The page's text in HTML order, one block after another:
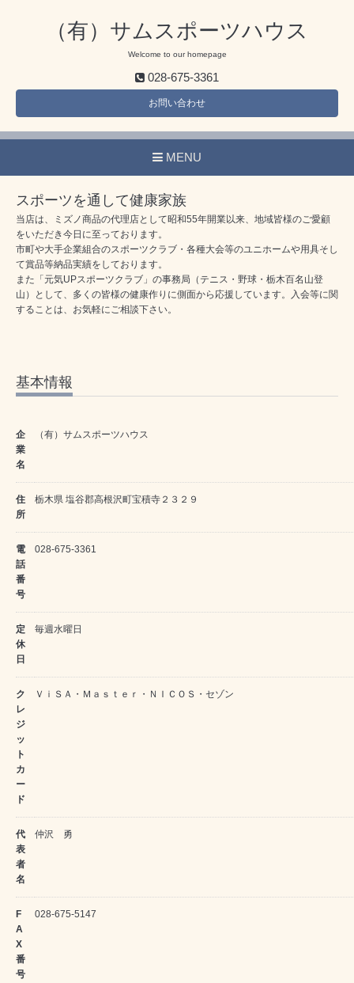
（有）サムスポーツハウス
Welcome to our homepage
028-675-3361
お問い合わせ
MENU
スポーツを通して健康家族
当店は、ミズノ商品の代理店として昭和55年開業以来、地域皆様のご愛顧
をいただき今日に至っております。
市町や大手企業組合のスポーツクラブ・各種大会等のユニホームや用具そし
て賞品等納品実績をしております。
また「元気UPスポーツクラブ」の事務局（テニス・野球・栃木百名山登
山）として、多くの皆様の健康作りに側面から応援しています。入会等に関
することは、お気軽にご相談下さい。
基本情報
企
業
名
（有）サムスポーツハウス
住
所
栃木県 塩谷郡高根沢町宝積寺２３２９
電
話
番
号
028-675-3361
定
休
日
毎週水曜日
ク
レ
ジ
ッ
ト
カ
ー
ド
ＶｉＳＡ・Ｍａｓｔｅｒ・ＮＩＣＯＳ・セゾン
代
表
者
名
仲沢 勇
F
A
X
番
号
028-675-5147